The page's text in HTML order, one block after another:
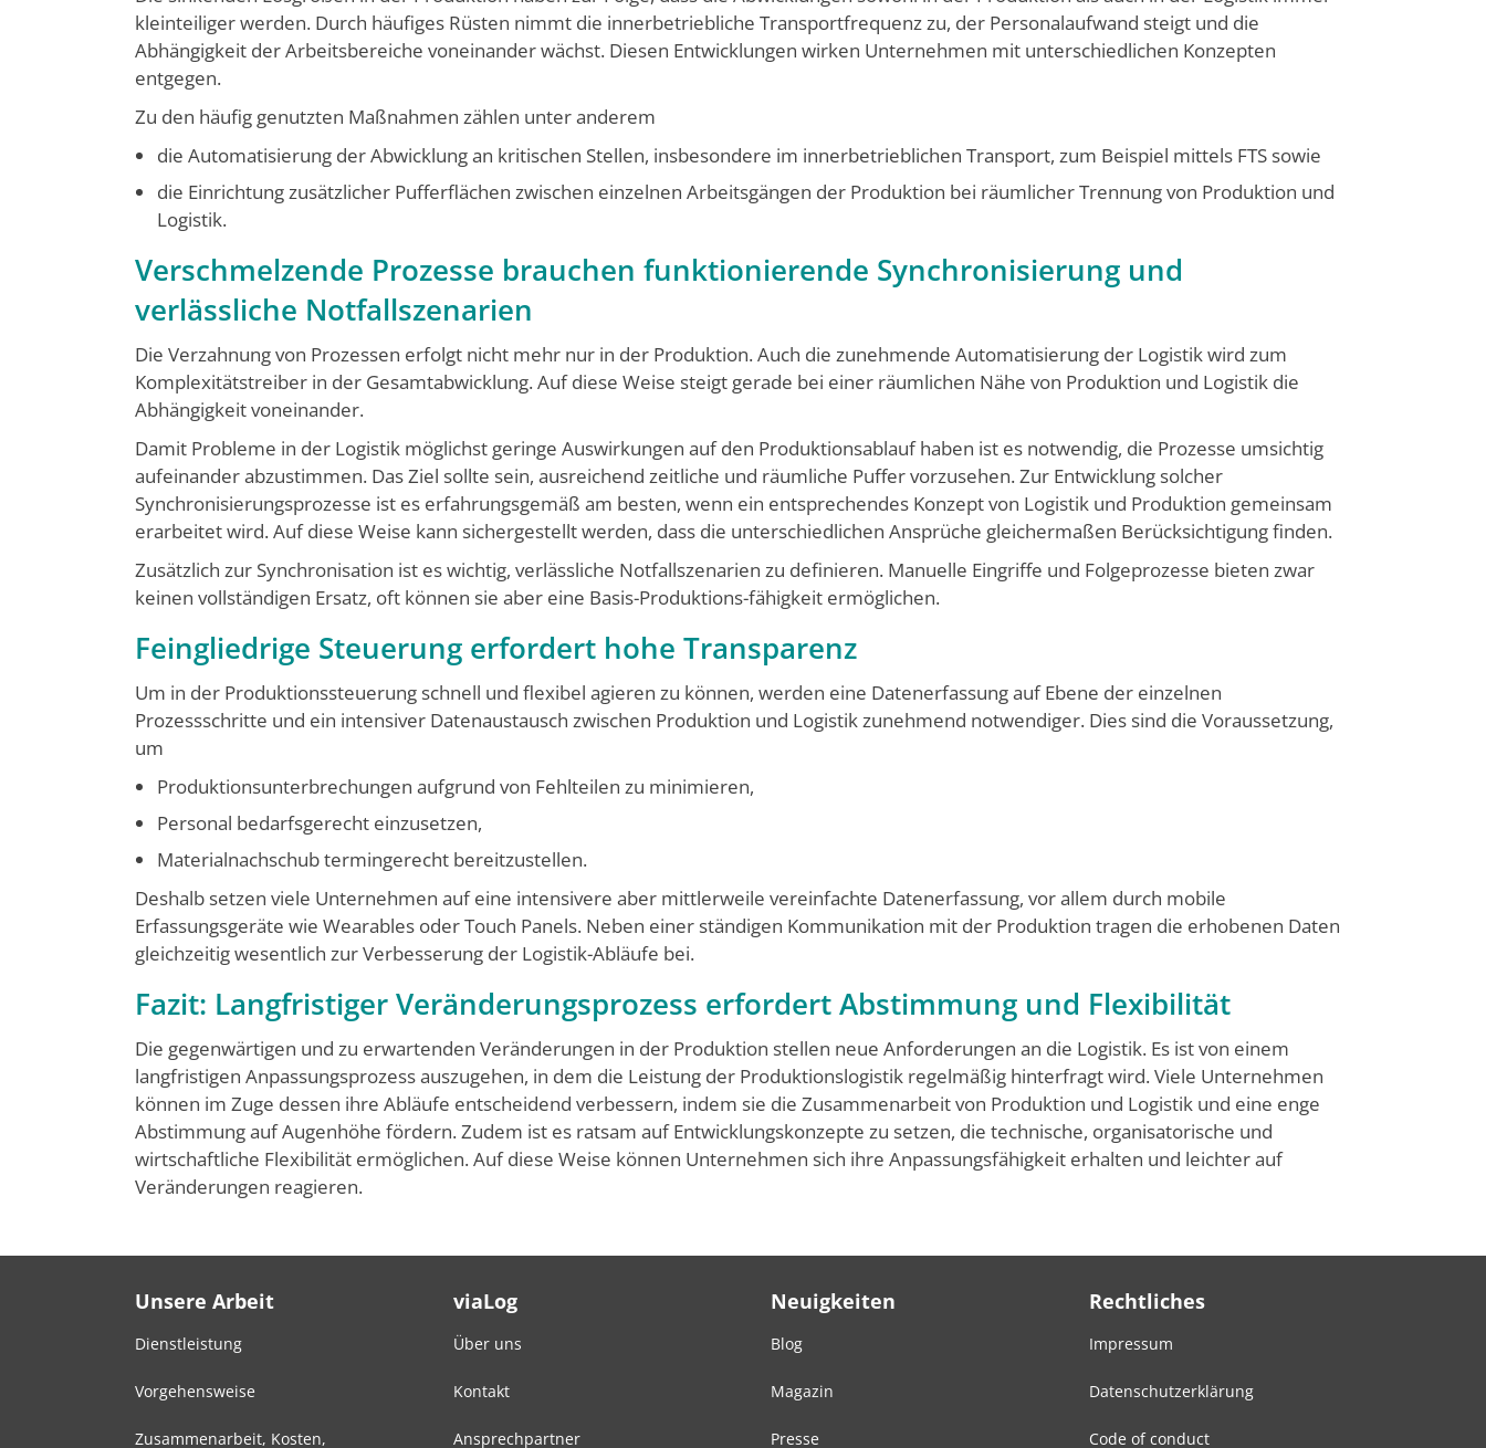
kleinteiliger werden. Durch häufiges Rüsten nimmt die innerbetriebli­che Transportfrequenz zu, der Personalauf­wand steigt und die
Abhängigkeit der Ar­beitsbereiche voneinander wächst. Diesen Entwicklungen wirken Unternehmen mit unterschiedlichen Konzepten
entgegen.
Zu den häufig genutzten Maßnahmen zählen unter anderem
die Automatisierung der Abwicklung an kritischen Stellen, insbesondere im innerbetrieblichen Transport, zum Beispiel mittels FTS sowie
die Einrichtung zusätzlicher Pufferflä­chen zwischen einzelnen Arbeitsgän­gen der Produktion bei räumlicher Trennung von Produktion und
Logistik.
Verschmelzende Prozesse brauchen funktionierende Synchronisierung und
verlässliche Notfallszenarien
Die Verzahnung von Prozessen erfolgt nicht mehr nur in der Produktion. Auch die zunehmende Automatisierung der Logis­tik wird zum
Komplexitätstreiber in der Gesamtabwicklung. Auf diese Weise steigt gerade bei einer räumlichen Nähe von Produktion und Logistik die
Abhängigkeit voneinander.
Damit Probleme in der Logistik möglichst geringe Auswirkungen auf den Produktions­ablauf haben ist es notwendig, die Prozesse umsichtig
aufeinander abzustimmen. Das Ziel sollte sein, ausreichend zeitliche und räumliche Puffer vorzusehen. Zur Entwick­lung solcher
Synchronisierungsprozesse ist es erfahrungsgemäß am besten, wenn ein entsprechendes Konzept von Logistik und Produktion gemeinsam
erarbeitet wird. Auf diese Weise kann sichergestellt werden, dass die unterschiedlichen Ansprüche glei­chermaßen Berücksichtigung finden.
Zusätzlich zur Synchronisation ist es wichtig, verlässliche Notfallszenarien zu definieren. Manuelle Eingriffe und Folgeprozesse bieten zwar
keinen vollständigen Ersatz, oft können sie aber eine Basis-Produktions-fähigkeit ermöglichen.
Feingliedrige Steuerung erfordert hohe Transparenz
Um in der Produktionssteuerung schnell und flexibel agieren zu können, werden eine Datenerfassung auf Ebene der einzelnen
Prozessschritte und ein intensiver Datenaus­tausch zwischen Produktion und Logistik zunehmend notwendiger. Dies sind die Voraussetzung,
um
Produktionsunterbrechungen aufgrund von Fehlteilen zu minimieren,
Personal bedarfsgerecht einzusetzen,
Materialnachschub termingerecht bereitzustellen.
Deshalb setzen viele Unternehmen auf eine intensivere aber mittlerweile vereinfachte Datenerfassung, vor allem durch mobile
Erfassungsgeräte wie Wearables oder Touch Panels. Neben einer ständigen Kommunika­tion mit der Produktion tragen die erho­benen Daten
gleichzeitig wesentlich zur Verbesserung der Logistik-Abläufe bei.
Fazit: Langfristiger Veränderungsprozess erfordert Abstimmung und Flexibilität
Die gegenwärtigen und zu erwartenden Veränderungen in der Produktion stellen neue Anforderungen an die Logistik. Es ist von einem
langfristigen Anpassungspro­zess auszugehen, in dem die Leistung der Produktionslogistik regelmäßig hinterfragt wird. Viele Unternehmen
können im Zuge dessen ihre Abläufe entscheidend verbes­sern, indem sie die Zusammenarbeit von Produktion und Logistik und eine enge
Ab­stimmung auf Augenhöhe fördern. Zudem ist es ratsam auf Entwicklungskonzepte zu setzen, die technische, organisatorische und
wirtschaftliche Flexibilität ermöglichen. Auf diese Weise können Unternehmen sich ihre Anpassungsfähigkeit erhalten und leichter auf
Veränderungen reagieren.
Unsere Arbeit
Dienstleistung
Vorgehensweise
Zusammenarbeit, Kosten,
viaLog
Über uns
Kontakt
Ansprechpartner
Neuigkeiten
Blog
Magazin
Presse
Rechtliches
Impressum
Datenschutzerklärung
Code of conduct